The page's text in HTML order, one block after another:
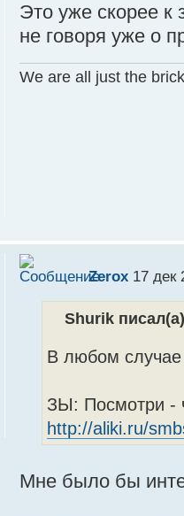
Это уже скорее к
не говоря уже о
We are all just the
Zerox 17 дек
Shurik
В любом
ЗЫ: Посмотри -
http://aliki.ru/
Мне было бы